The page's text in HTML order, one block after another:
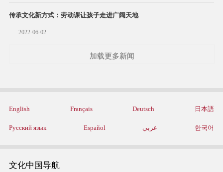
传承文化新方式：劳动课让孩子走进广阔天地
2022-06-02
加载更多新闻
English Français Deutsch 日本語
Русский язык Español عربي 한국어
文化中国导航